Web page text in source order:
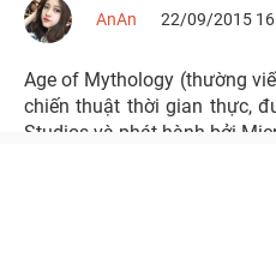
AnAn 22/09/2015
Age of Mythology (thường
chiến thuật thời gian thực,
Studios và phát hành bởi